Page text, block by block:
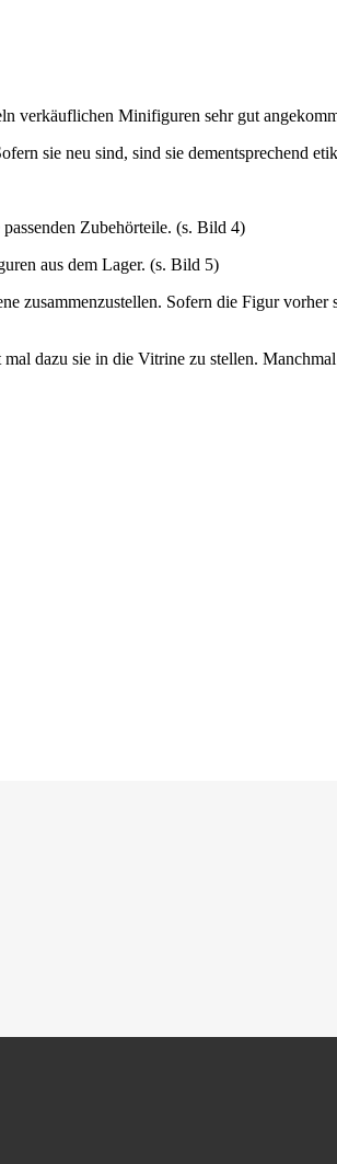
verkäuflichen Minifiguren sehr gut
sie neu sind, sind sie dementsprechend
Zubehörteile. (s. Bild 4)
aus dem Lager. (s. Bild 5)
zusammenzustellen. Sofern die Figur
dazu sie in die Vitrine zu stellen.